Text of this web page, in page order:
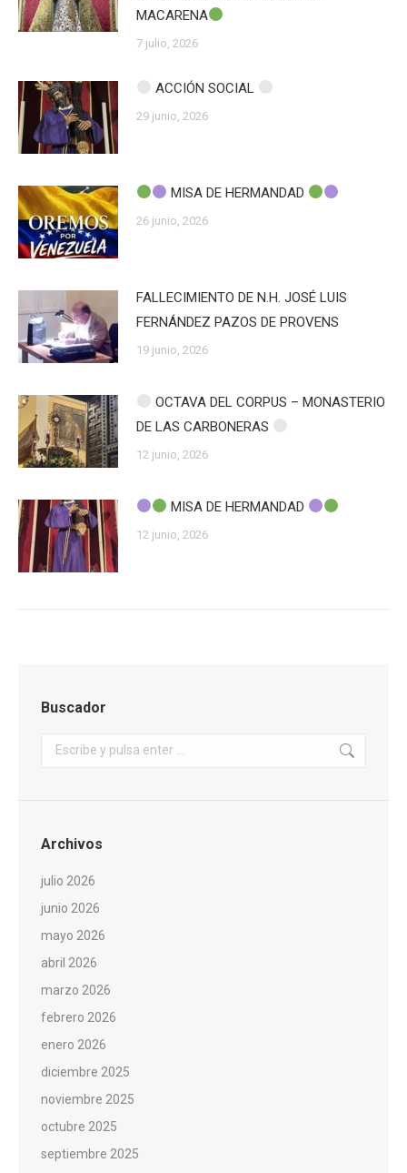
MACARENA
7 julio, 2026
ACCIÓN SOCIAL
29 junio, 2026
MISA DE HERMANDAD
26 junio, 2026
FALLECIMIENTO DE N.H. JOSÉ LUIS
FERNÁNDEZ PAZOS DE PROVENS
19 junio, 2026
OCTAVA DEL CORPUS – MONASTERIO
DE LAS CARBONERAS
12 junio, 2026
MISA DE HERMANDAD
12 junio, 2026
Buscador
Buscar:
Archivos
julio 2026
junio 2026
mayo 2026
abril 2026
marzo 2026
febrero 2026
enero 2026
diciembre 2025
noviembre 2025
octubre 2025
septiembre 2025